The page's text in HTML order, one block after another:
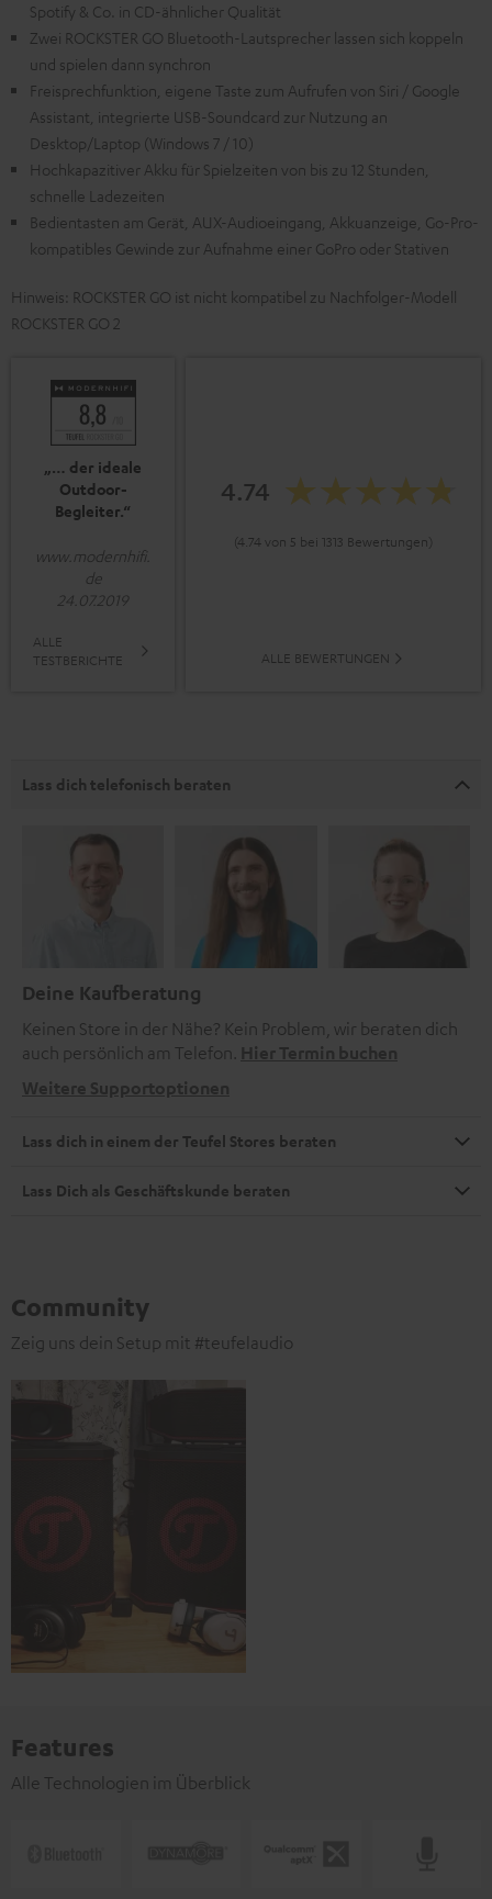
Spotify & Co. in CD-ähnlicher Qualität
Zwei ROCKSTER GO Bluetooth-Lautsprecher lassen sich koppeln
und spielen dann synchron
Freisprechfunktion, eigene Taste zum Aufrufen von Siri / Google
Assistant, integrierte USB-Soundcard zur Nutzung an
Desktop/Laptop (Windows 7 / 10)
Hochkapazitiver Akku für Spielzeiten von bis zu 12 Stunden,
schnelle Ladezeiten
Bedientasten am Gerät, AUX-Audioeingang, Akkuanzeige, Go-Pro-
kompatibles Gewinde zur Aufnahme einer GoPro oder Stativen
Hinweis: ROCKSTER GO ist nicht kompatibel zu Nachfolger-Modell
ROCKSTER GO 2
„… der ideale
Outdoor-
Begleiter.“
www.modernhifi.
de
24.07.2019
ALLE
TESTBERICHTE
4.74
(4.74 von 5 bei 1313 Bewertungen)
ALLE BEWERTUNGEN
Lass dich telefonisch beraten
Deine Kaufberatung
Keinen Store in der Nähe? Kein Problem, wir beraten dich
auch persönlich am Telefon. Hier Termin buchen
Weitere Supportoptionen
Lass dich in einem der Teufel Stores beraten
Lass Dich als Geschäftskunde beraten
Community
Zeig uns dein Setup mit #teufelaudio
Features
Alle Technologien im Überblick